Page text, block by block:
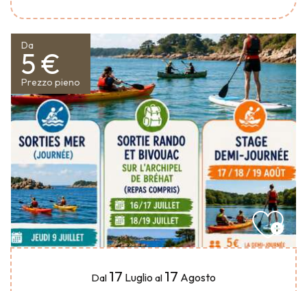
Da
5 €
Prezzo pieno
Dal 17 Luglio al 17 Agosto